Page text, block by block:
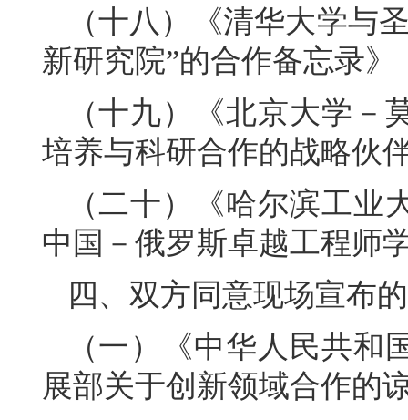
（十八）《清华大学与
新研究院”的合作备忘录》
（十九）《北京大学
培养与科研合作的战略伙
（二十）《哈尔滨工
中国－俄罗斯卓越工程师
四、双方同意现场宣布
（一）《中华人民共
展部关于创新领域合作的